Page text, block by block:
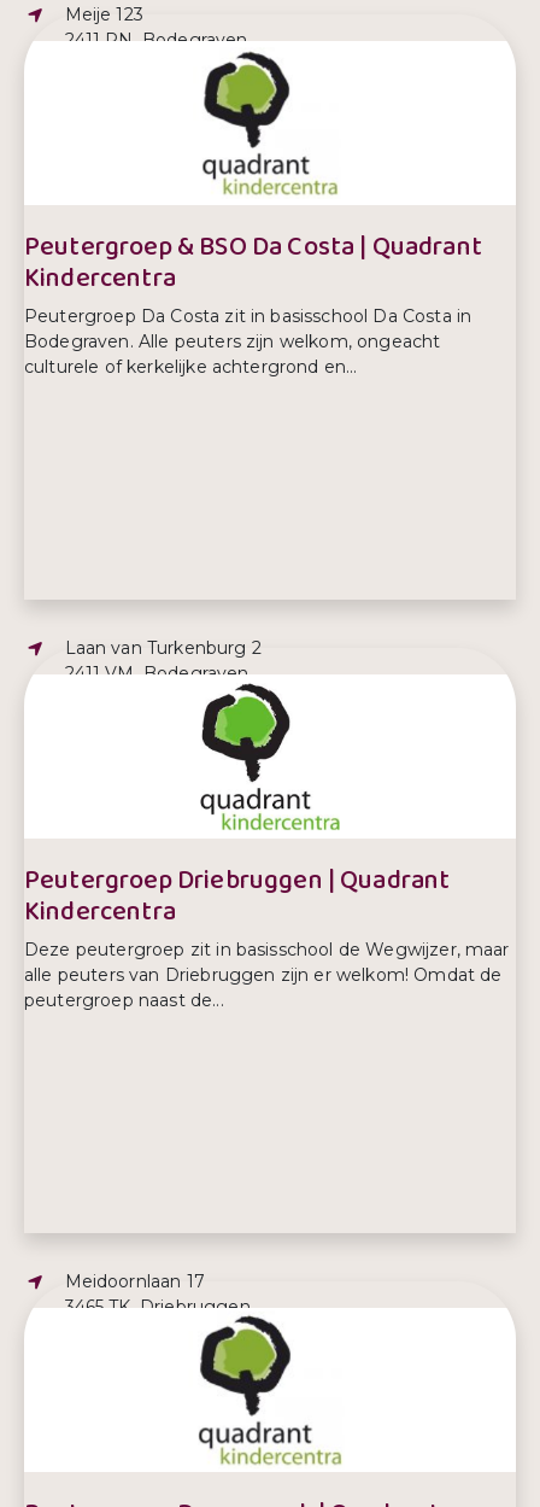
Adres:
Meije 123
2411 PN, Bodegraven
info@paardenwagencoaching.nl
Peutergroep & BSO Da Costa | Quadrant
Kindercentra
Peutergroep Da Costa zit in basisschool Da Costa in
Bodegraven. Alle peuters zijn welkom, ongeacht
culturele of kerkelijke achtergrond en...
Adres:
Laan van Turkenburg 2
2411 VM, Bodegraven
w.querreveld@quadrantkindercentra.nl
Peutergroep Driebruggen | Quadrant
Kindercentra
Deze peutergroep zit in basisschool de Wegwijzer, maar
alle peuters van Driebruggen zijn er welkom! Omdat de
peutergroep naast de...
Adres:
Meidoornlaan 17
3465 TK, Driebruggen
3bruggen@quadrantkindercentra.nl